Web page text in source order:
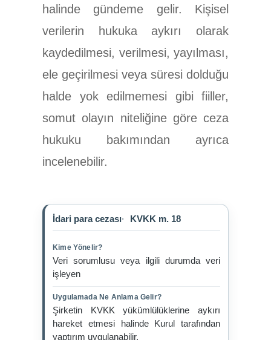
halinde gündeme gelir. Kişisel
verilerin hukuka aykırı olarak
kaydedilmesi, verilmesi, yayılması,
ele geçirilmesi veya süresi dolduğu
halde yok edilmemesi gibi fiiller,
somut olayın niteliğine göre ceza
hukuku bakımından ayrıca
incelenebilir.
İdari para cezası KVKK m. 18
Kime Yönelir?
Veri sorumlusu veya ilgili durumda veri
işleyen
Uygulamada Ne Anlama Gelir?
Şirketin KVKK yükümlülüklerine aykırı
hareket etmesi halinde Kurul tarafından
yaptırım uygulanabilir.